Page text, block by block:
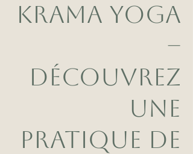
KRAMA YOGA
–
DÉCOUVREZ
UNE
PRATIQUE DE